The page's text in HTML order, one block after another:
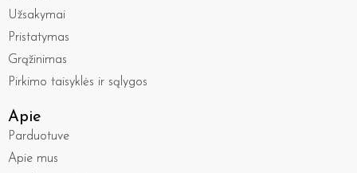
Užsakymai
Pristatymas
Grąžinimas
Pirkimo taisyklės ir sąlygos
Apie
Parduotuve
Apie mus